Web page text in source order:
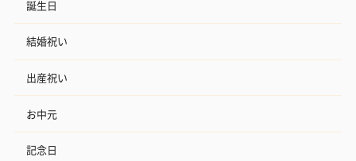
誕生日
結婚祝い
出産祝い
お中元
記念日